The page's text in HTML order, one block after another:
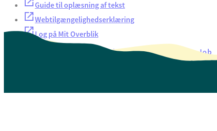
Guide til oplæsning af tekst
Webtilgængelighedserklæring
Log på Mit Overblik
Oversigt over selvbetjeningJob